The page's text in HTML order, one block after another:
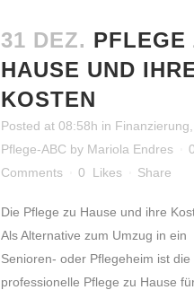
31 DEZ. PFLEGE
HAUSE UND
KOSTEN
Posted at 08:58h in Finanzierung
Pflege-ABC by Mariola Endres
0
Comments
0 Likes Share
Die Pflege zu Hause und ihre
Als Alternative zum Umzug in ein
Senioren- oder Pflegeheim ist die
professionelle Pflege zu Hause